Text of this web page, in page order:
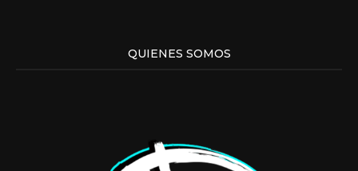
QUIENES SOMOS